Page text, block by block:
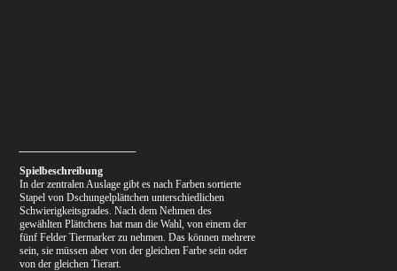
Spielbeschreibung
In der zentralen Auslage gibt es nach Farben sortierte
Stapel von Dschungelplättchen unterschiedlichen
Schwierigkeitsgrades. Nach dem Nehmen des
gewählten Plättchens hat man die Wahl, von einem der
fünf Felder Tiermarker zu nehmen. Das können mehrere
sein, sie müssen aber von der gleichen Farbe sein oder
von der gleichen Tierart.